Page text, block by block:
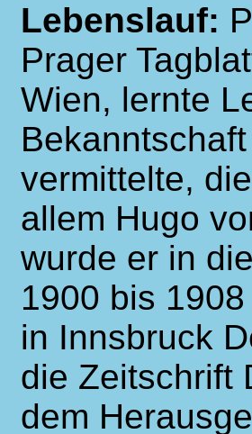
Lebenslauf:
Prager
Wien, lernte
vermittelte,
allem Hugo
wurde er in
1900 bis
in Innsbruck
die Zeitschrift
dem